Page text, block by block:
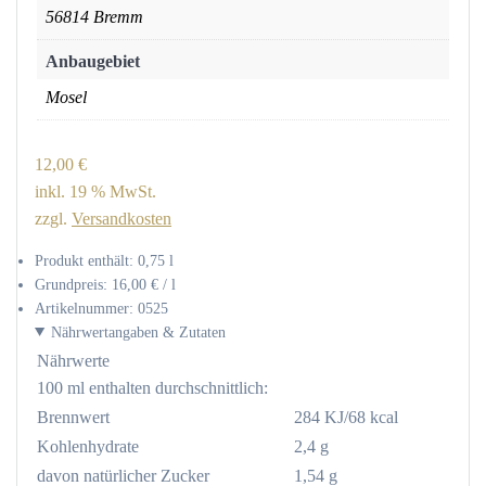
56814 Bremm
Anbaugebiet
Mosel
12,00 €
inkl. 19 % MwSt.
zzgl. Versandkosten
Produkt enthält: 0,75 l
Grundpreis: 16,00 € / l
Artikelnummer: 0525
Nährwertangaben & Zutaten
Nährwerte
100 ml enthalten durchschnittlich:
Brennwert
284 KJ/68 kcal
Kohlenhydrate
2,4 g
davon natürlicher Zucker
1,54 g